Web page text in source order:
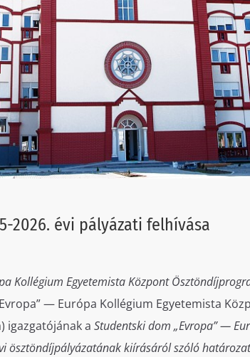
2026. évi pályázati felhívása
Kollégium Egyetemista Központ
— Európa Kollégium Egyetemista
igazgatójának a Studentski dom „Evropa” —
ösztöndíjpályázatának kiírásáról szóló